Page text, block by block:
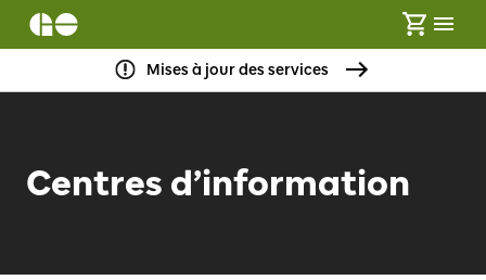
Mises à jour des services
Centres d’information